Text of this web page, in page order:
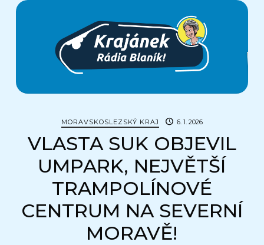
Krajánek
Rádia
MORAVSKOSLEZSKÝ KRAJ 6. 1. 2026
VLASTA SUK OBJEVIL
UMPARK, NEJVĚTŠÍ
TRAMPOLÍNOVÉ
CENTRUM NA SEVERNÍ
MORAVĚ!